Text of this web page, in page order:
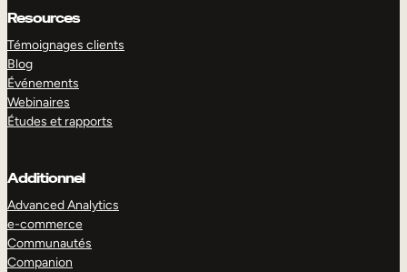
Resources
Témoignages clients
Blog
Événements
Webinaires
Études et rapports
Additionnel
Advanced Analytics
e-commerce
Communautés
Companion